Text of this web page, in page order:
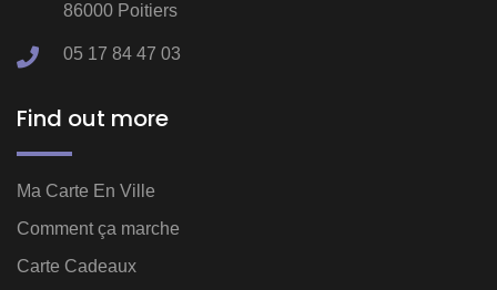
86000 Poitiers
05 17 84 47 03
Find out more
Ma Carte En Ville
Comment ça marche
Carte Cadeaux